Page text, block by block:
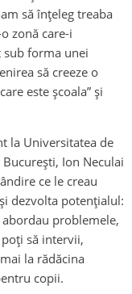
să înțeleg treaba
zonă care-i
sub forma unei
să creeze o
este școala” și
la Universitatea de
Ion Neculai
ce le creau
dezvolta potențialul:
problemele,
să intervii,
la rădăcina
copii.